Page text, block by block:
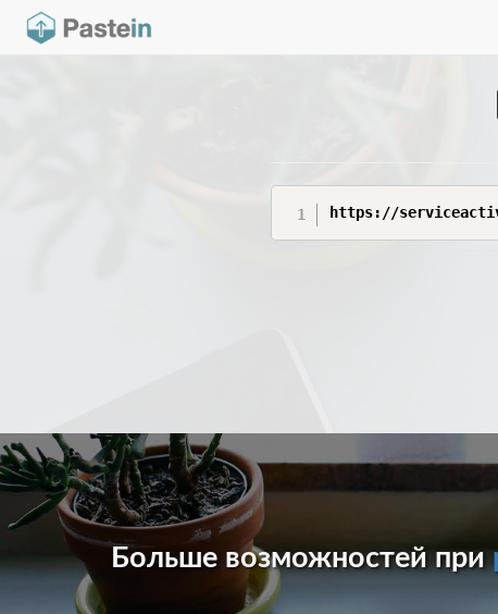
https://
Больше возможностей при